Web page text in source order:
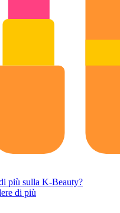
più sulla K-Beauty?
di più